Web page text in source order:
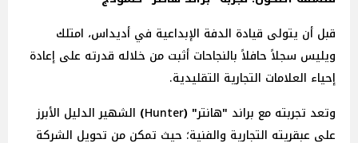
قبل أن يتولى قيادة الدفة الإبداعية في أديداس، امتلك
ويليس سجلاً حافلاً بالنجاحات أثبت من خلاله قدرته على إعادة
إحياء العلامات التجارية التقليدية.
وتعد تجربته مع براند "هانتر" (
Hunter
) الشهير الدليل الأبرز
على عبقريته التجارية والفنية؛ حيث تمكن من تحويل الشركة